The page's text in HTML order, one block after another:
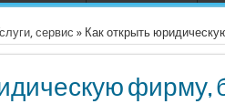
сервис » Как открыть
фирму,